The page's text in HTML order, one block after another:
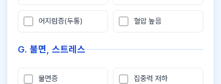
어지럼증(두통) 혈압 높음
G. 불면, 스트레스
불면증 집중력 저하